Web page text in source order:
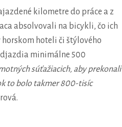
kilometre do práce a z
absolvovali na bicykli, čo ich
hoteli či štýlového
minimálne 500
súťažiacich, aby prekonali
to bolo takmer 800-tisíc